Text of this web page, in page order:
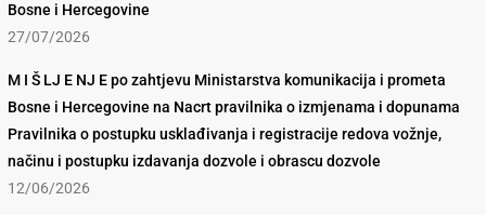
Bosne i Hercegovine
27/07/2026
M I Š LJ E NJ E po zahtjevu Ministarstva komunikacija i prometa
Bosne i Hercegovine na Nacrt pravilnika o izmjenama i dopunama
Pravilnika o postupku usklađivanja i registracije redova vožnje,
načinu i postupku izdavanja dozvole i obrascu dozvole
12/06/2026